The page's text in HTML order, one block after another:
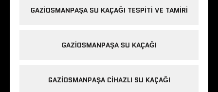
GAZIOSMANPAŞA SU KAÇAĞI TESPITI VE TAMIRI
GAZIOSMANPAŞA SU KAÇAĞI
GAZIOSMANPAŞA CIHAZLI SU KAÇAĞI